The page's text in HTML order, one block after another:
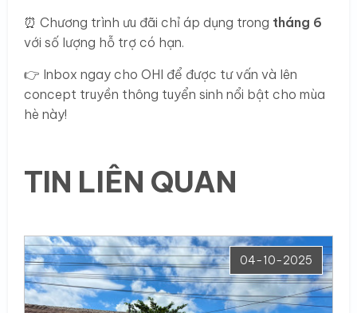
⏰ Chương trình ưu đãi chỉ áp dụng trong tháng 6
với số lượng hỗ trợ có hạn.
👉 Inbox ngay cho OHI để được tư vấn và lên
concept truyền thông tuyển sinh nổi bật cho mùa
hè này!
TIN LIÊN QUAN
04-10-2025